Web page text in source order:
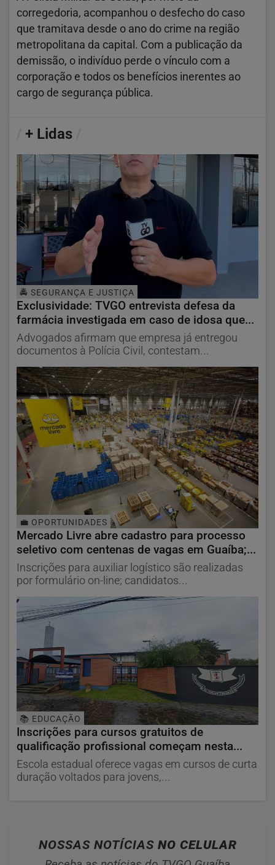
corregedoria, acompanhou o desfecho do caso
que tramitava desde o ano do crime na região
metropolitana da capital. Com a publicação da
demissão, o indivíduo perde o vínculo com a
corporação e todos os benefícios inerentes ao
cargo de segurança pública.
+ Lidas
🚔 SEGURANÇA E JUSTIÇA
Exclusividade: TVGO entrevista defesa da
farmácia investigada em caso de idosa que...
Advogados afirmam que empresa já entregou
documentos à Polícia Civil, contestam...
💼 OPORTUNIDADES
Mercado Livre abre cadastro para processo
seletivo com centenas de vagas em Guaíba;...
Inscrições para auxiliar logístico são realizadas
por formulário on-line; candidatos...
📚 EDUCAÇÃO
Inscrições para cursos gratuitos de
qualificação profissional começam nesta...
Escola estadual oferece vagas em cursos de curta
duração voltados para jovens,...
NOSSAS NOTÍCIAS NO CELULAR